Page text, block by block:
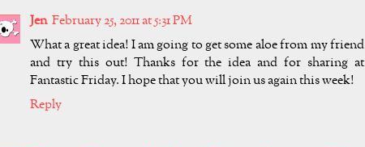
Jen February 25, 2011 at 5:31 PM
What a great idea! I am going to get some aloe from my friend
and try this out! Thanks for the idea and for sharing at
Fantastic Friday. I hope that you will join us again this week!
Reply